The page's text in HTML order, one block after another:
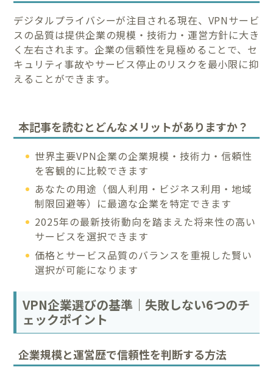
デジタルプライバシーが注目される現在、VPNサービ
スの品質は提供企業の規模・技術力・運営方針に大き
く左右されます。企業の信頼性を見極めることで、セ
キュリティ事故やサービス停止のリスクを最小限に抑
えることができます。
本記事を読むとどんなメリットがありますか？
世界主要VPN企業の企業規模・技術力・信頼性
を客観的に比較できます
あなたの用途（個人利用・ビジネス利用・地域
制限回避等）に最適な企業を特定できます
2025年の最新技術動向を踏まえた将来性の高い
サービスを選択できます
価格とサービス品質のバランスを重視した賢い
選択が可能になります
VPN企業選びの基準｜失敗しない6つのチ
ェックポイント
企業規模と運営歴で信頼性を判断する方法